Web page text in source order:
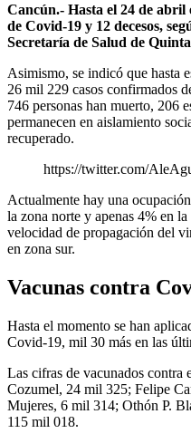
Cancún.- Hasta el 24 de abril
de Covid-19 y 12 decesos,
Secretaría de Salud de
Asimismo, se indicó que hasta
26 mil 229 casos confirmados
746 personas han muerto, 206
permanecen en aislamiento
recuperado.
https://twitter.com/
Actualmente hay una
la zona norte y apenas 4% en
velocidad de propagación del
en zona sur.
Vacunas contra
Hasta el momento se han
Covid-19, mil 30 más en las
Las cifras de vacunados contra
Cozumel, 24 mil 325; Felipe
Mujeres, 6 mil 314; Othón P.
115 mil 018.